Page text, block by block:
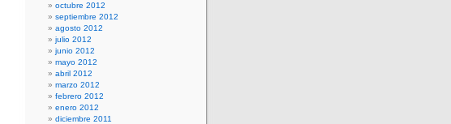
octubre 2012
septiembre 2012
agosto 2012
julio 2012
junio 2012
mayo 2012
abril 2012
marzo 2012
febrero 2012
enero 2012
diciembre 2011